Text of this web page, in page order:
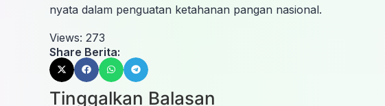
nyata dalam penguatan ketahanan pangan nasional.
Views: 273
Share Berita:
Tinggalkan Balasan